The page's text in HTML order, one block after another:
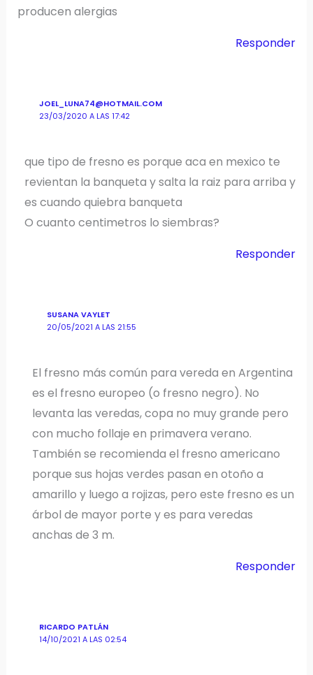
producen alergias
Responder
JOEL_LUNA74@HOTMAIL.COM
23/03/2020 A LAS 17:42
que tipo de fresno es porque aca en mexico te
revientan la banqueta y salta la raiz para arriba y
es cuando quiebra banqueta
O cuanto centimetros lo siembras?
Responder
SUSANA VAYLET
20/05/2021 A LAS 21:55
El fresno más común para vereda en Argentina
es el fresno europeo (o fresno negro). No
levanta las veredas, copa no muy grande pero
con mucho follaje en primavera verano.
También se recomienda el fresno americano
porque sus hojas verdes pasan en otoño a
amarillo y luego a rojizas, pero este fresno es un
árbol de mayor porte y es para veredas
anchas de 3 m.
Responder
RICARDO PATLÁN
14/10/2021 A LAS 02:54